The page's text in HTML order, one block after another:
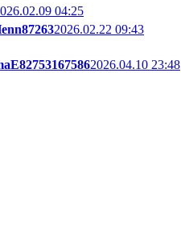
04:25
2026.02.22 09:43
2026.04.10 23:48